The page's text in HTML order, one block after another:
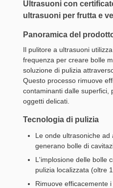
Ultrasuoni con
ultrasuoni per frutta e
Panoramica del
Il pulitore a ultrasuoni
frequenza per creare bolle
soluzione di pulizia
Questo processo rimuove
contaminanti dalle superfici,
oggetti delicati.
Tecnologia di pulizia
Le onde ultrasoniche ad
generano bolle di
L'implosione delle bolle
pulizia localizzata (oltre
Rimuove efficacemente